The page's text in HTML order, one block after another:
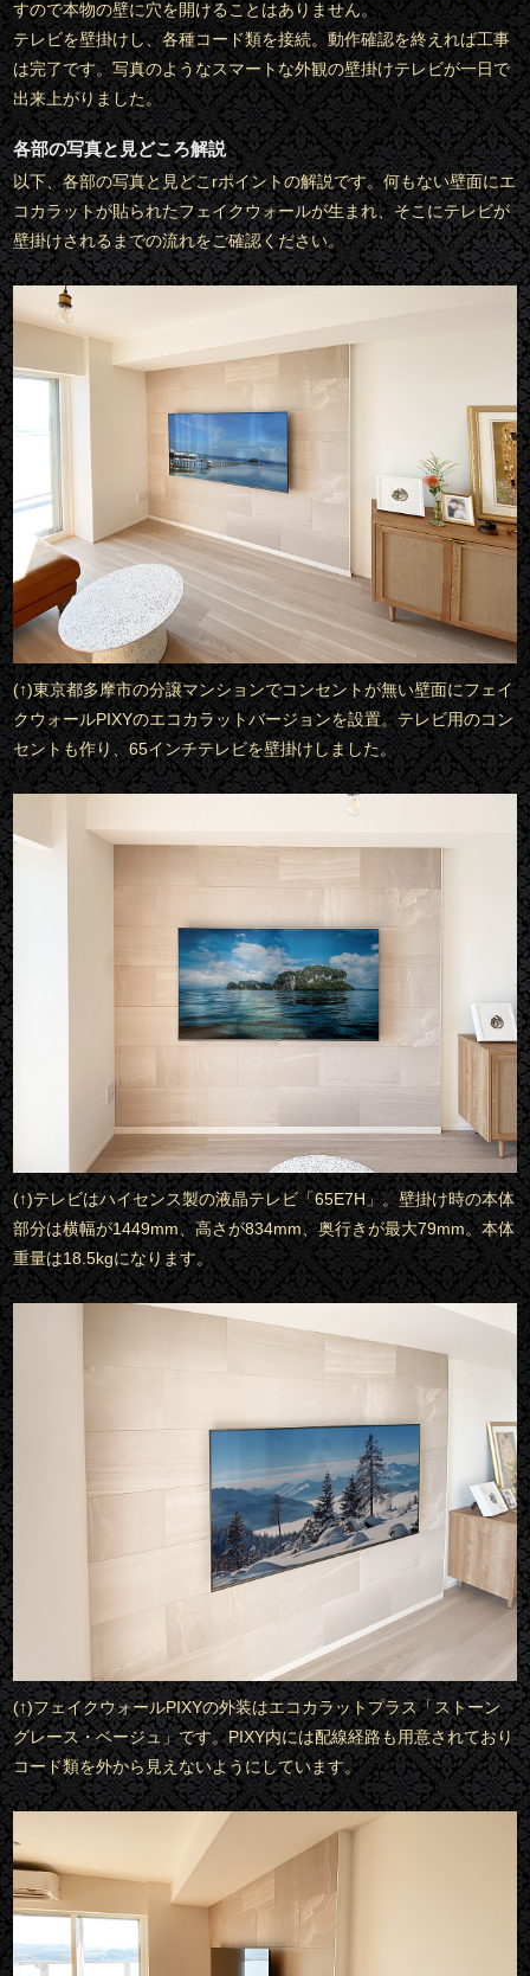
すので本物の壁に穴を開けることはありません。
テレビを壁掛けし、各種コード類を接続。動作確認を終えれば工事
は完了です。写真のようなスマートな外観の壁掛けテレビが一日で
出来上がりました。
各部の写真と見どころ解説
以下、各部の写真と見どこrポイントの解説です。何もない壁面にエ
コカラットが貼られたフェイクウォールが生まれ、そこにテレビが
壁掛けされるまでの流れをご確認ください。
(↑)東京都多摩市の分譲マンションでコンセントが無い壁面にフェイ
クウォールPIXYのエコカラットバージョンを設置。テレビ用のコン
セントも作り、65インチテレビを壁掛けしました。
(↑)テレビはハイセンス製の液晶テレビ「65E7H」。壁掛け時の本体
部分は横幅が1449mm、高さが834mm、奥行きが最大79mm。本体
重量は18.5kgになります。
(↑)フェイクウォールPIXYの外装はエコカラットプラス「ストーン
グレース・ベージュ」です。PIXY内には配線経路も用意されており
コード類を外から見えないようにしています。